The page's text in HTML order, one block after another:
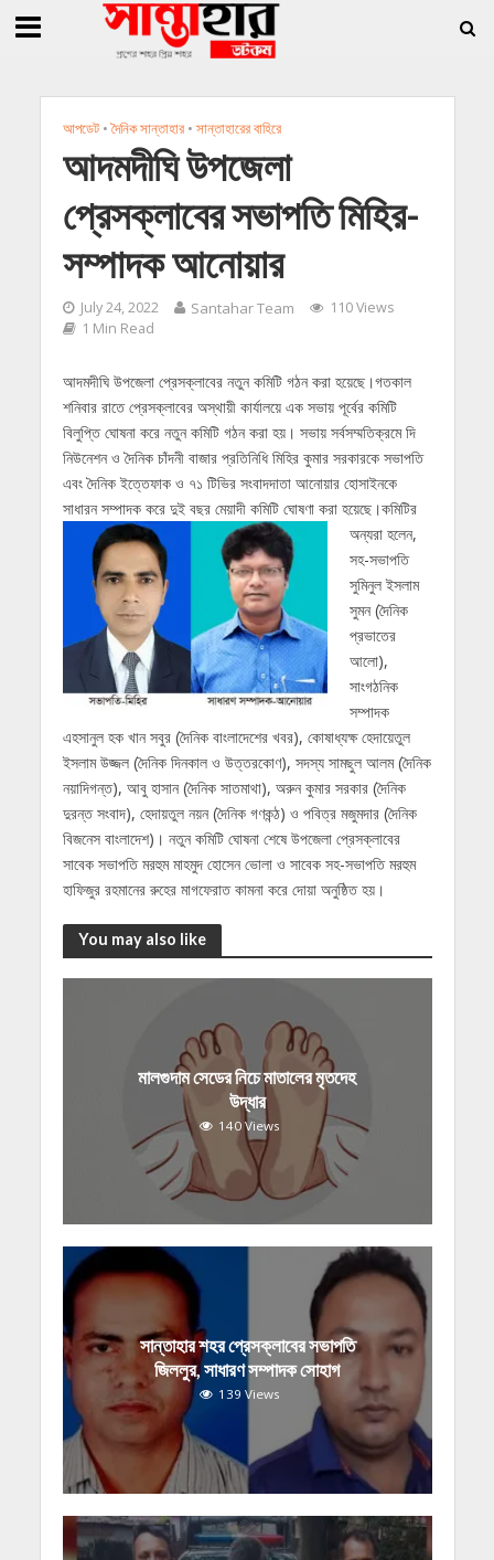
জিললুর, সাধারণ সম্পাদক সোহাগ সান্তাহারে হেরোইনসহ যুবক গ্রেফতার
আপডেট • দৈনিক সান্তাহার • সান্তাহারের বাহিরে
আদমদীঘি উপজেলা
প্রেসক্লাবের সভাপতি মিহির-
সম্পাদক আনোয়ার
July 24, 2022 Santahar Team
110 Views
1 Min Read
আদমদীঘি উপজেলা প্রেসক্লাবের নতুন কমিটি গঠন করা হয়েছে।গতকাল
শনিবার রাতে প্রেসক্লাবের অস্থায়ী কার্যালয়ে এক সভায় পূর্বের কমিটি
বিলুপ্তি ঘোষনা করে নতুন কমিটি গঠন করা হয়। সভায় সর্বসম্মতিক্রমে দি
নিউনেশন ও দৈনিক চাঁদনী বাজার প্রতিনিধি মিহির কুমার সরকারকে সভাপতি
এবং দৈনিক ইত্তেফাক ও ৭১ টিভির সংবাদদাতা আনোয়ার হোসাইনকে
সাধারন সম্পাদক করে দুই বছর মেয়াদী কমিটি ঘোষণা করা হয়েছে।কমিটির
অন্যরা হলেন,
সহ-সভাপতি
সুমিনুল ইসলাম
সুমন (দৈনিক
প্রভাতের
আলো),
সাংগঠনিক
সম্পাদক
এহসানুল হক খান সবুর (দৈনিক বাংলাদেশের খবর), কোষাধ্যক্ষ হেদায়েতুল
ইসলাম উজ্জল (দৈনিক দিনকাল ও উত্তরকোণ), সদস্য সামছুল আলম (দৈনিক
নয়াদিগন্ত), আবু হাসান (দৈনিক সাতমাথা), অরুন কুমার সরকার (দৈনিক
দুরন্ত সংবাদ), হেদায়তুল নয়ন (দৈনিক গণকন্ঠ) ও পবিত্র মজুমদার (দৈনিক
বিজনেস বাংলাদেশ)। নতুন কমিটি ঘোষনা শেষে উপজেলা প্রেসক্লাবের
সাবেক সভাপতি মরহুম মাহমুদ হোসেন ভোলা ও সাবেক সহ-সভাপতি মরহুম
হাফিজুর রহমানের রুহের মাগফেরাত কামনা করে দোয়া অনুষ্ঠিত হয়।
You may also like
মালগুদাম সেডের নিচে মাতালের মৃতদেহ
উদ্ধার
140 Views
সান্তাহার শহর প্রেসক্লাবের সভাপতি
জিললুর, সাধারণ সম্পাদক সোহাগ
139 Views